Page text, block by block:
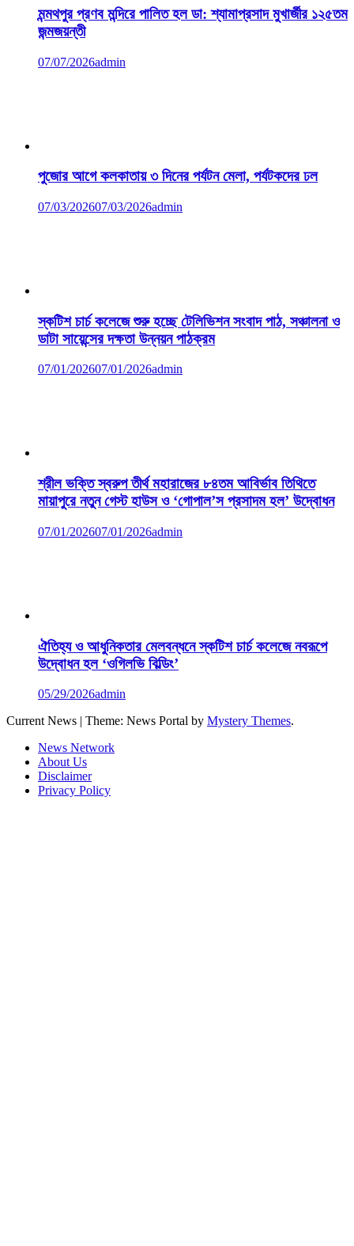
মন্মথপুর প্রণব মন্দিরে পালিত হল ডা: শ্যামাপ্রসাদ মুখার্জীর ১২৫তম
জন্মজয়ন্তী
07/07/2026admin
পুজোর আগে কলকাতায় ৩ দিনের পর্যটন মেলা, পর্যটকদের ঢল
07/03/202607/03/2026admin
স্কটিশ চার্চ কলেজে শুরু হচ্ছে টেলিভিশন সংবাদ পাঠ, সঞ্চালনা ও
ডাটা সায়েন্সের দক্ষতা উন্নয়ন পাঠক্রম
07/01/202607/01/2026admin
শ্রীল ভক্তি স্বরুপ তীর্থ মহারাজের ৮৪তম আবির্ভাব তিথিতে
মায়াপুরে নতুন গেস্ট হাউস ও ‘গোপাল’স প্রসাদম হল’ উদ্বোধন
07/01/202607/01/2026admin
ঐতিহ্য ও আধুনিকতার মেলবন্ধনে স্কটিশ চার্চ কলেজে নবরূপে
উদ্বোধন হল ‘ওগিলভি বিল্ডিং’
05/29/2026admin
Current News | Theme: News Portal by Mystery Themes.
News Network
About Us
Disclaimer
Privacy Policy